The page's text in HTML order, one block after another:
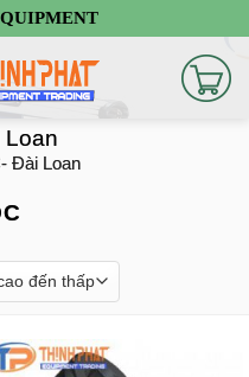
Đài Loan